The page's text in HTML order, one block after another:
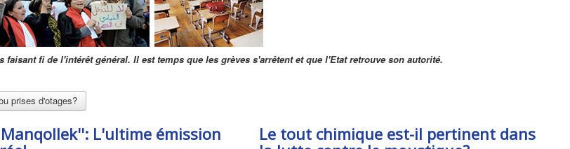
fi de l'intérêt général. Il est temps que les grèves s'arrêtent et que l'Etat retrouve son autorité.
prises d'otages?
L'ultime émission
Le tout chimique est-il pertinent dans